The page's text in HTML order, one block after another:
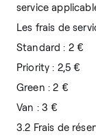
service
Les frais de
Standard : 2 €
Priority : 2,5 €
Green : 2 €
Van : 3 €
3.2 Frais de